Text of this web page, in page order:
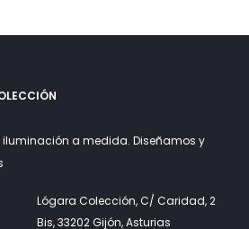
iluminación a medida. Diseñamos y
Lógara Colección, C/ Caridad, 2
Bis, 33202 Gijón, Asturias